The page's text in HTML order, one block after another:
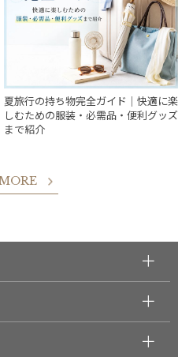
夏旅行の持ち物完全ガイド｜快適に楽
しむための服装・必需品・便利グッズ
まで紹介